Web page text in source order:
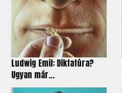
Ludwig Emil: Diktatúra?
Ugyan már…